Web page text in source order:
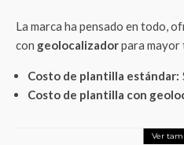
La marca ha pensado en todo,
con geolocalizadorpara
Costo de plantilla estándar:
Costo de plantilla con
Ver